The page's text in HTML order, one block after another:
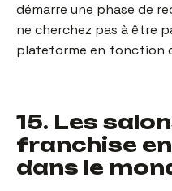
démarre une phase de
ne cherchez pas à être
plateforme en fonction
15. Les
franchise
dans le